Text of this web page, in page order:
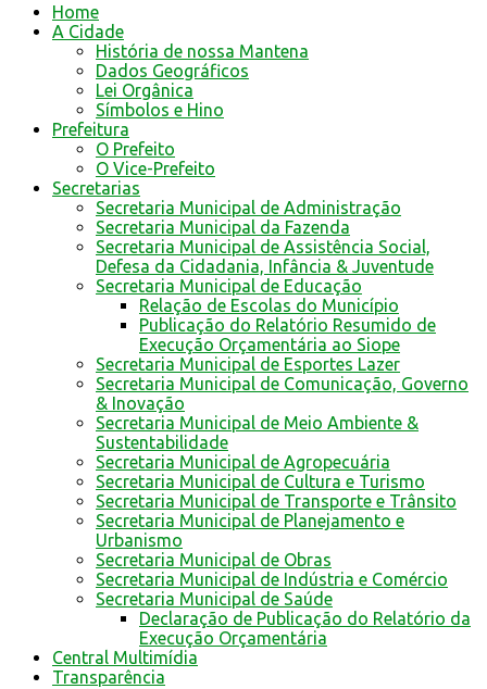
Home
A Cidade
História de nossa Mantena
Dados Geográficos
Lei Orgânica
Símbolos e Hino
Prefeitura
O Prefeito
O Vice-Prefeito
Secretarias
Secretaria Municipal de Administração
Secretaria Municipal da Fazenda
Secretaria Municipal de Assistência Social,
Defesa da Cidadania, Infância & Juventude
Secretaria Municipal de Educação
Relação de Escolas do Município
Publicação do Relatório Resumido de
Execução Orçamentária ao Siope
Secretaria Municipal de Esportes Lazer
Secretaria Municipal de Comunicação, Governo
& Inovação
Secretaria Municipal de Meio Ambiente &
Sustentabilidade
Secretaria Municipal de Agropecuária
Secretaria Municipal de Cultura e Turismo
Secretaria Municipal de Transporte e Trânsito
Secretaria Municipal de Planejamento e
Urbanismo
Secretaria Municipal de Obras
Secretaria Municipal de Indústria e Comércio
Secretaria Municipal de Saúde
Declaração de Publicação do Relatório da
Execução Orçamentária
Central Multimídia
Transparência